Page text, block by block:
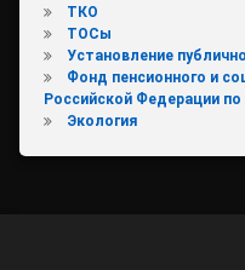
ТКО
ТОСы
Установление
Фонд пенсионного и
Российской Федерации
Экология